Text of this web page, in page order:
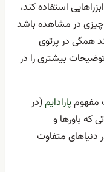
استفاده کند،
چیزی در مشاهده باشد
همگی در پرتوی
بیشتری را در
مفهومپارادایم(در
که باورها و
دنیاهای متفاوت